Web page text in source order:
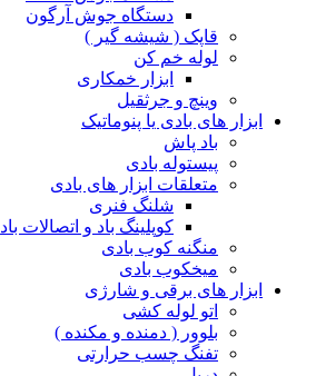
دستگاه جوش آرگون
قاپک ( شیشه گیر )
لوله خم کن
ابزار خمکاری
وینچ و جرثقیل
ابزار های بادی یا پنوماتیک
باد پاش
پیستوله بادی
متعلقات ابزار های بادی
شلنگ فنری
کوپلینگ باد و اتصالات باد
منگنه کوب بادی
میخکوب بادی
ابزار های برقی و شارژی
اتو لوله کشی
بلوور ( دمنده و مکنده )
تفنگ چسب حرارتی